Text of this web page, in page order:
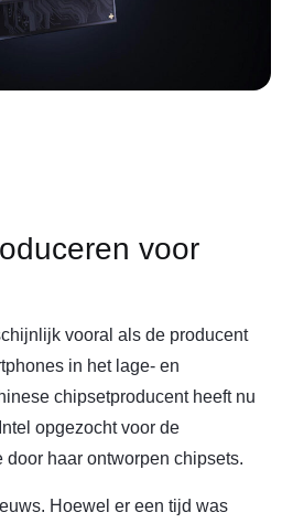
voor
vooral als de producent
in het lage- en
chipsetproducent heeft nu
opgezocht voor de
door haar ontworpen chipsets.
Hoewel er een tijd was